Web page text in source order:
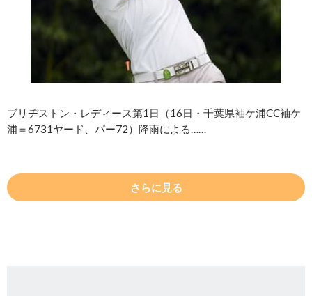
ブリヂストン・レディース第1日（16日・千葉県袖ケ浦CC袖ケ
浦＝6731ヤード、パー72）降雨による……
さらに見る